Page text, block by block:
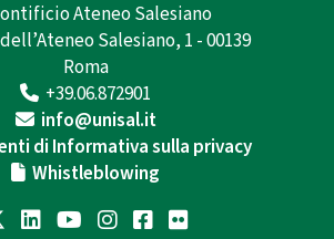
Ateneo Salesiano
Salesiano, 1 - 00139
Roma
+39.06.872901
info@unisal.it
di Informativa sulla privacy
Whistleblowing